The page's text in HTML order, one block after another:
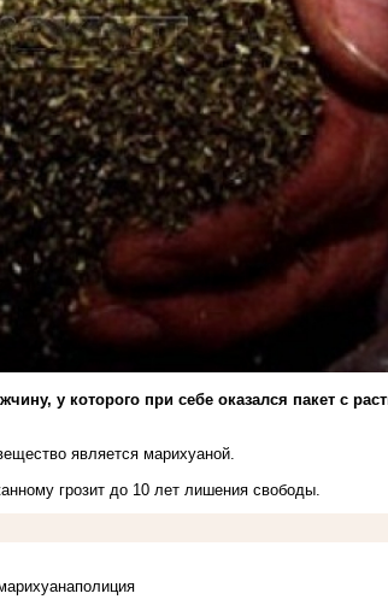
у которого при себе оказался пакет с
является марихуаной.
грозит до 10 лет лишения свободы.
полиция